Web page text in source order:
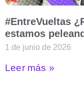
#EntreVueltas
estamos
1 de junio de 2026
Leer más »